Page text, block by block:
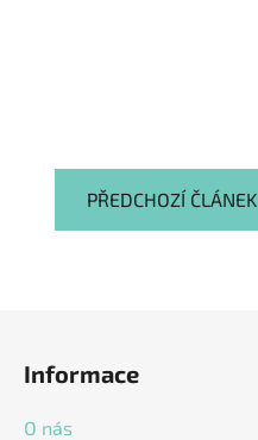
PŘEDCHOZÍ ČLÁNEK
Informace
O nás